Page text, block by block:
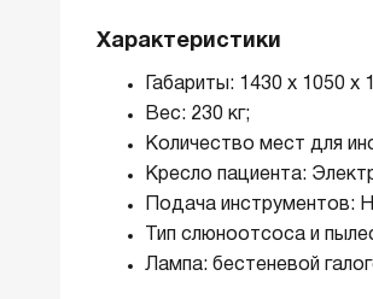
Характеристики
Габариты: 1430 х 1050 х
Вес: 230 кг;
Количество мест для
Кресло пациента:
Подача инструментов:
Тип слюноотсоса и
Лампа: бестеневой